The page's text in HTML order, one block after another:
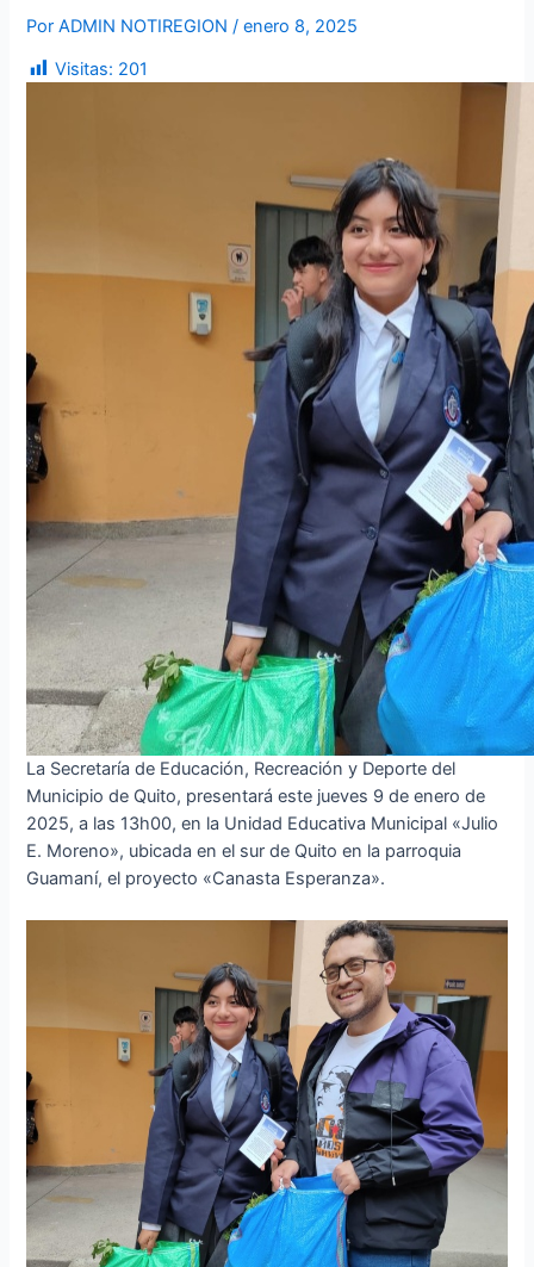
PorADMIN NOTIREGION/enero 8, 2025
Visitas: 201
La Secretaría de Educación, Recreación y Deporte del
Municipio de Quito, presentará este jueves 9 de enero de
2025, a las 13h00, en la Unidad Educativa Municipal «Julio
E. Moreno», ubicada en el sur de Quito en la parroquia
Guamaní, el proyecto «Canasta Esperanza».